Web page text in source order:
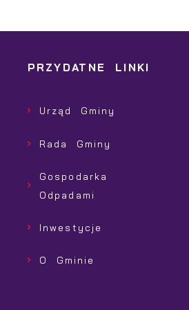
PRZYDATNE LINKI
Urząd Gminy
Rada Gminy
Gospodarka
Odpadami
Inwestycje
O Gminie